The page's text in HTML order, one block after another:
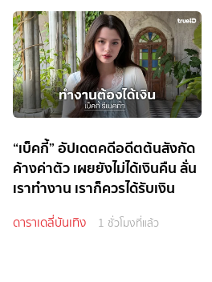
“เบ็คกี้” อัปเดตคดีอดีตต้นสังกัด
ค้างค่าตัว เผยยังไม่ได้เงินคืน ลั่น
เราทำงาน เราก็ควรได้รับเงิน
ดาราเดลี่บันเทิง 1 ชั่วโมงที่แล้ว